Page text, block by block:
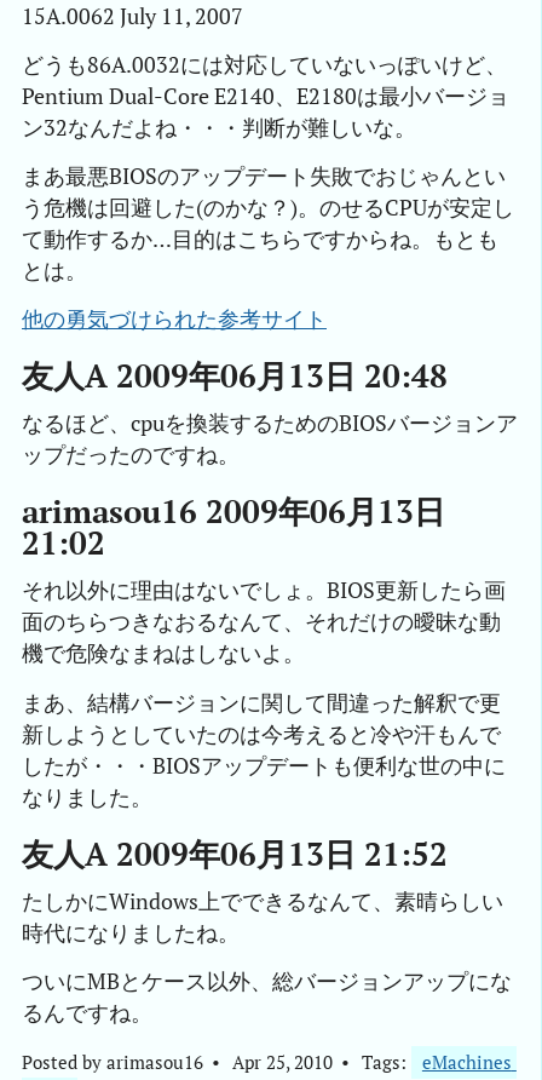
15A.0062 July 11, 2007
どうも86A.0032には対応していないっぽいけど、
Pentium Dual-Core E2140、E2180は最小バージョ
ン32なんだよね・・・判断が難しいな。
まあ最悪BIOSのアップデート失敗でおじゃんとい
う危機は回避した(のかな？)。のせるCPUが安定し
て動作するか…目的はこちらですからね。もとも
とは。
他の勇気づけられた参考サイト
友人A 2009年06月13日 20:48
なるほど、cpuを換装するためのBIOSバージョンア
ップだったのですね。
arimasou16 2009年06月13日
21:02
それ以外に理由はないでしょ。BIOS更新したら画
面のちらつきなおるなんて、それだけの曖昧な動
機で危険なまねはしないよ。
まあ、結構バージョンに関して間違った解釈で更
新しようとしていたのは今考えると冷や汗もんで
したが・・・BIOSアップデートも便利な世の中に
なりました。
友人A 2009年06月13日 21:52
たしかにWindows上でできるなんて、素晴らしい
時代になりましたね。
ついにMBとケース以外、総バージョンアップにな
るんですね。
Posted by arimasou16 Apr 25, 2010 Tags:
eMachines